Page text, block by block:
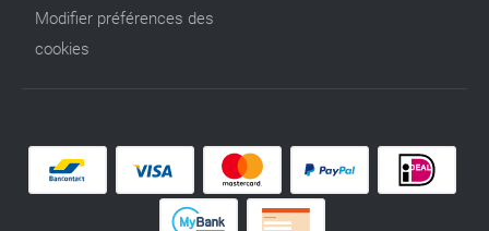
Modifier préférences des
cookies